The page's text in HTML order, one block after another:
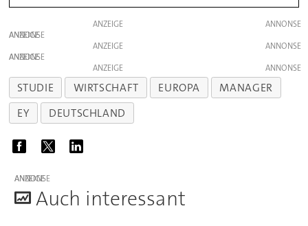
ANZEIGE
ANZEIGE
ANZEIGE
ANZEIGE
ANZEIGE
STUDIE WIRTSCHAFT EUROPA
MANAGER
EY
DEUTSCHLAND
ANZEIGE
Auch interessant